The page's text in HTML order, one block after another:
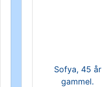
Sofya, 45 år
gammel.